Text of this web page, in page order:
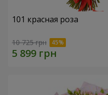
101 красная роза
10 725 грн